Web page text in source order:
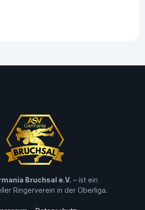
Bruchsal e.V. – ist ein
Ringerverein in der Oberliga.